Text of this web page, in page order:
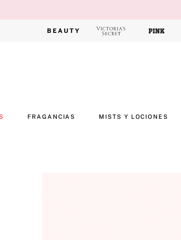
FRAGANCIAS MISTS Y LOCIONES